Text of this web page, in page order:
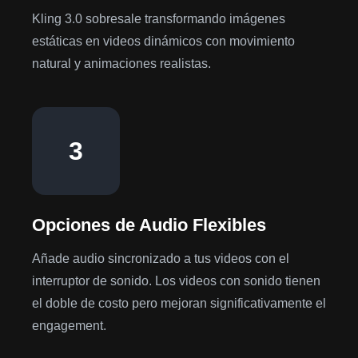
Kling 3.0 sobresale transformando imágenes
estáticas en videos dinámicos con movimiento
natural y animaciones realistas.
3
Opciones de Audio Flexibles
Añade audio sincronizado a tus videos con el
interruptor de sonido. Los videos con sonido tienen
el doble de costo pero mejoran significativamente el
engagement.